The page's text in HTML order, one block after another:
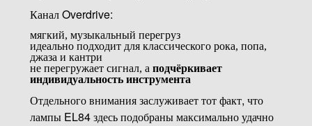
Канал Overdrive:
мягкий, музыкальный перегруз
идеально подходит для классического рока, попа,
джаза и кантри
не перегружает сигнал, а подчёркивает
индивидуальность инструмента
Отдельного внимания заслуживает тот факт, что
лампы EL84 здесь подобраны максимально удачно